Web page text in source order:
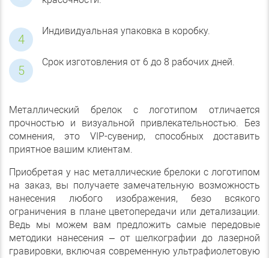
Индивидуальная упаковка в коробку.
Срок изготовления от 6 до 8 рабочих дней.
Металлический брелок с логотипом отличается
прочностью и визуальной привлекательностью. Без
сомнения, это VIP-сувенир, способных доставить
приятное вашим клиентам.
Приобретая у нас металлические брелоки с логотипом
на заказ, вы получаете замечательную возможность
нанесения любого изображения, безо всякого
ограничения в плане цветопередачи или детализации.
Ведь мы можем вам предложить самые передовые
методики нанесения – от шелкографии до лазерной
гравировки, включая современную ультрафиолетовую